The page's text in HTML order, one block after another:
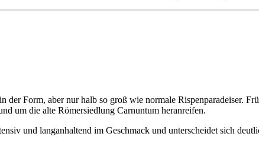
Form, aber nur halb so groß wie normale Rispenparadeiser.
um die alte Römersiedlung Carnuntum heranreifen.
und langanhaltend im Geschmack und unterscheidet sich